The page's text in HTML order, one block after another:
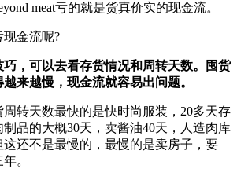
meat亏的就是货真价实的现金流。
金流呢?
，可以去看存货情况和周转天数。囤货
来越慢，现金流就容易出问题。
天数最快的是快时尚服装，20多天存
品的大概30天，卖酱油40天，人造肉库
这还不是最慢的，最慢的是卖房子，要
。